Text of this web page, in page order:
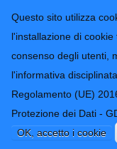
Questo sito utilizza
l'installazione di
consenso degli utenti,
l'informativa
Regolamento (UE)
Protezione dei Dati -
OK, accetto i cookie
Form di ricerca
Avviso